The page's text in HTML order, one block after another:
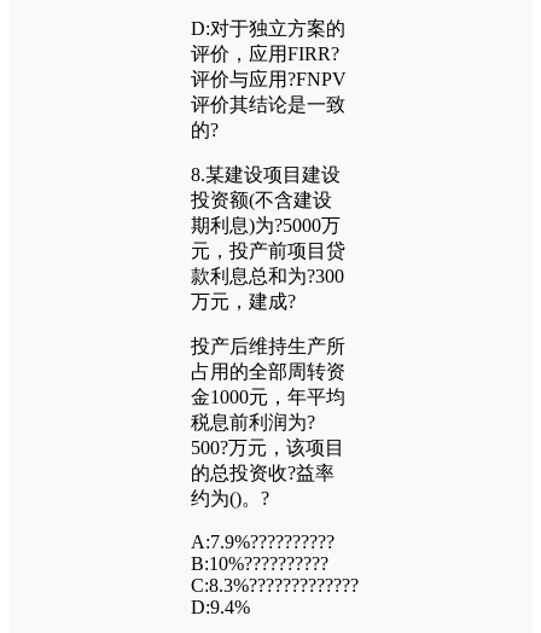
D:对于独立方案的
评价，应用FIRR?
评价与应用?FNPV
评价其结论是一致
的?
8.某建设项目建设
投资额(不含建设
期利息)为?5000万
元，投产前项目贷
款利息总和为?300
万元，建成?
投产后维持生产所
占用的全部周转资
金1000元，年平均
税息前利润为?
500?万元，该项目
的总投资收?益率
约为()。?
A:7.9%??????????
B:10%??????????
C:8.3%?????????????
D:9.4%